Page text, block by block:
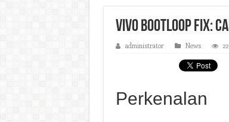
Vivo Bootloop Fix:
administrator News
Perkenalan